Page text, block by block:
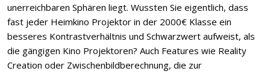
unerreichbaren Sphären liegt. Wussten Sie eigentlich, dass
fast jeder Heimkino Projektor in der 2000€ Klasse ein
besseres Kontrastverhältnis und Schwarzwert aufweist, als
die gängigen Kino Projektoren? Auch Features wie Reality
Creation oder Zwischenbildberechnung, die zur